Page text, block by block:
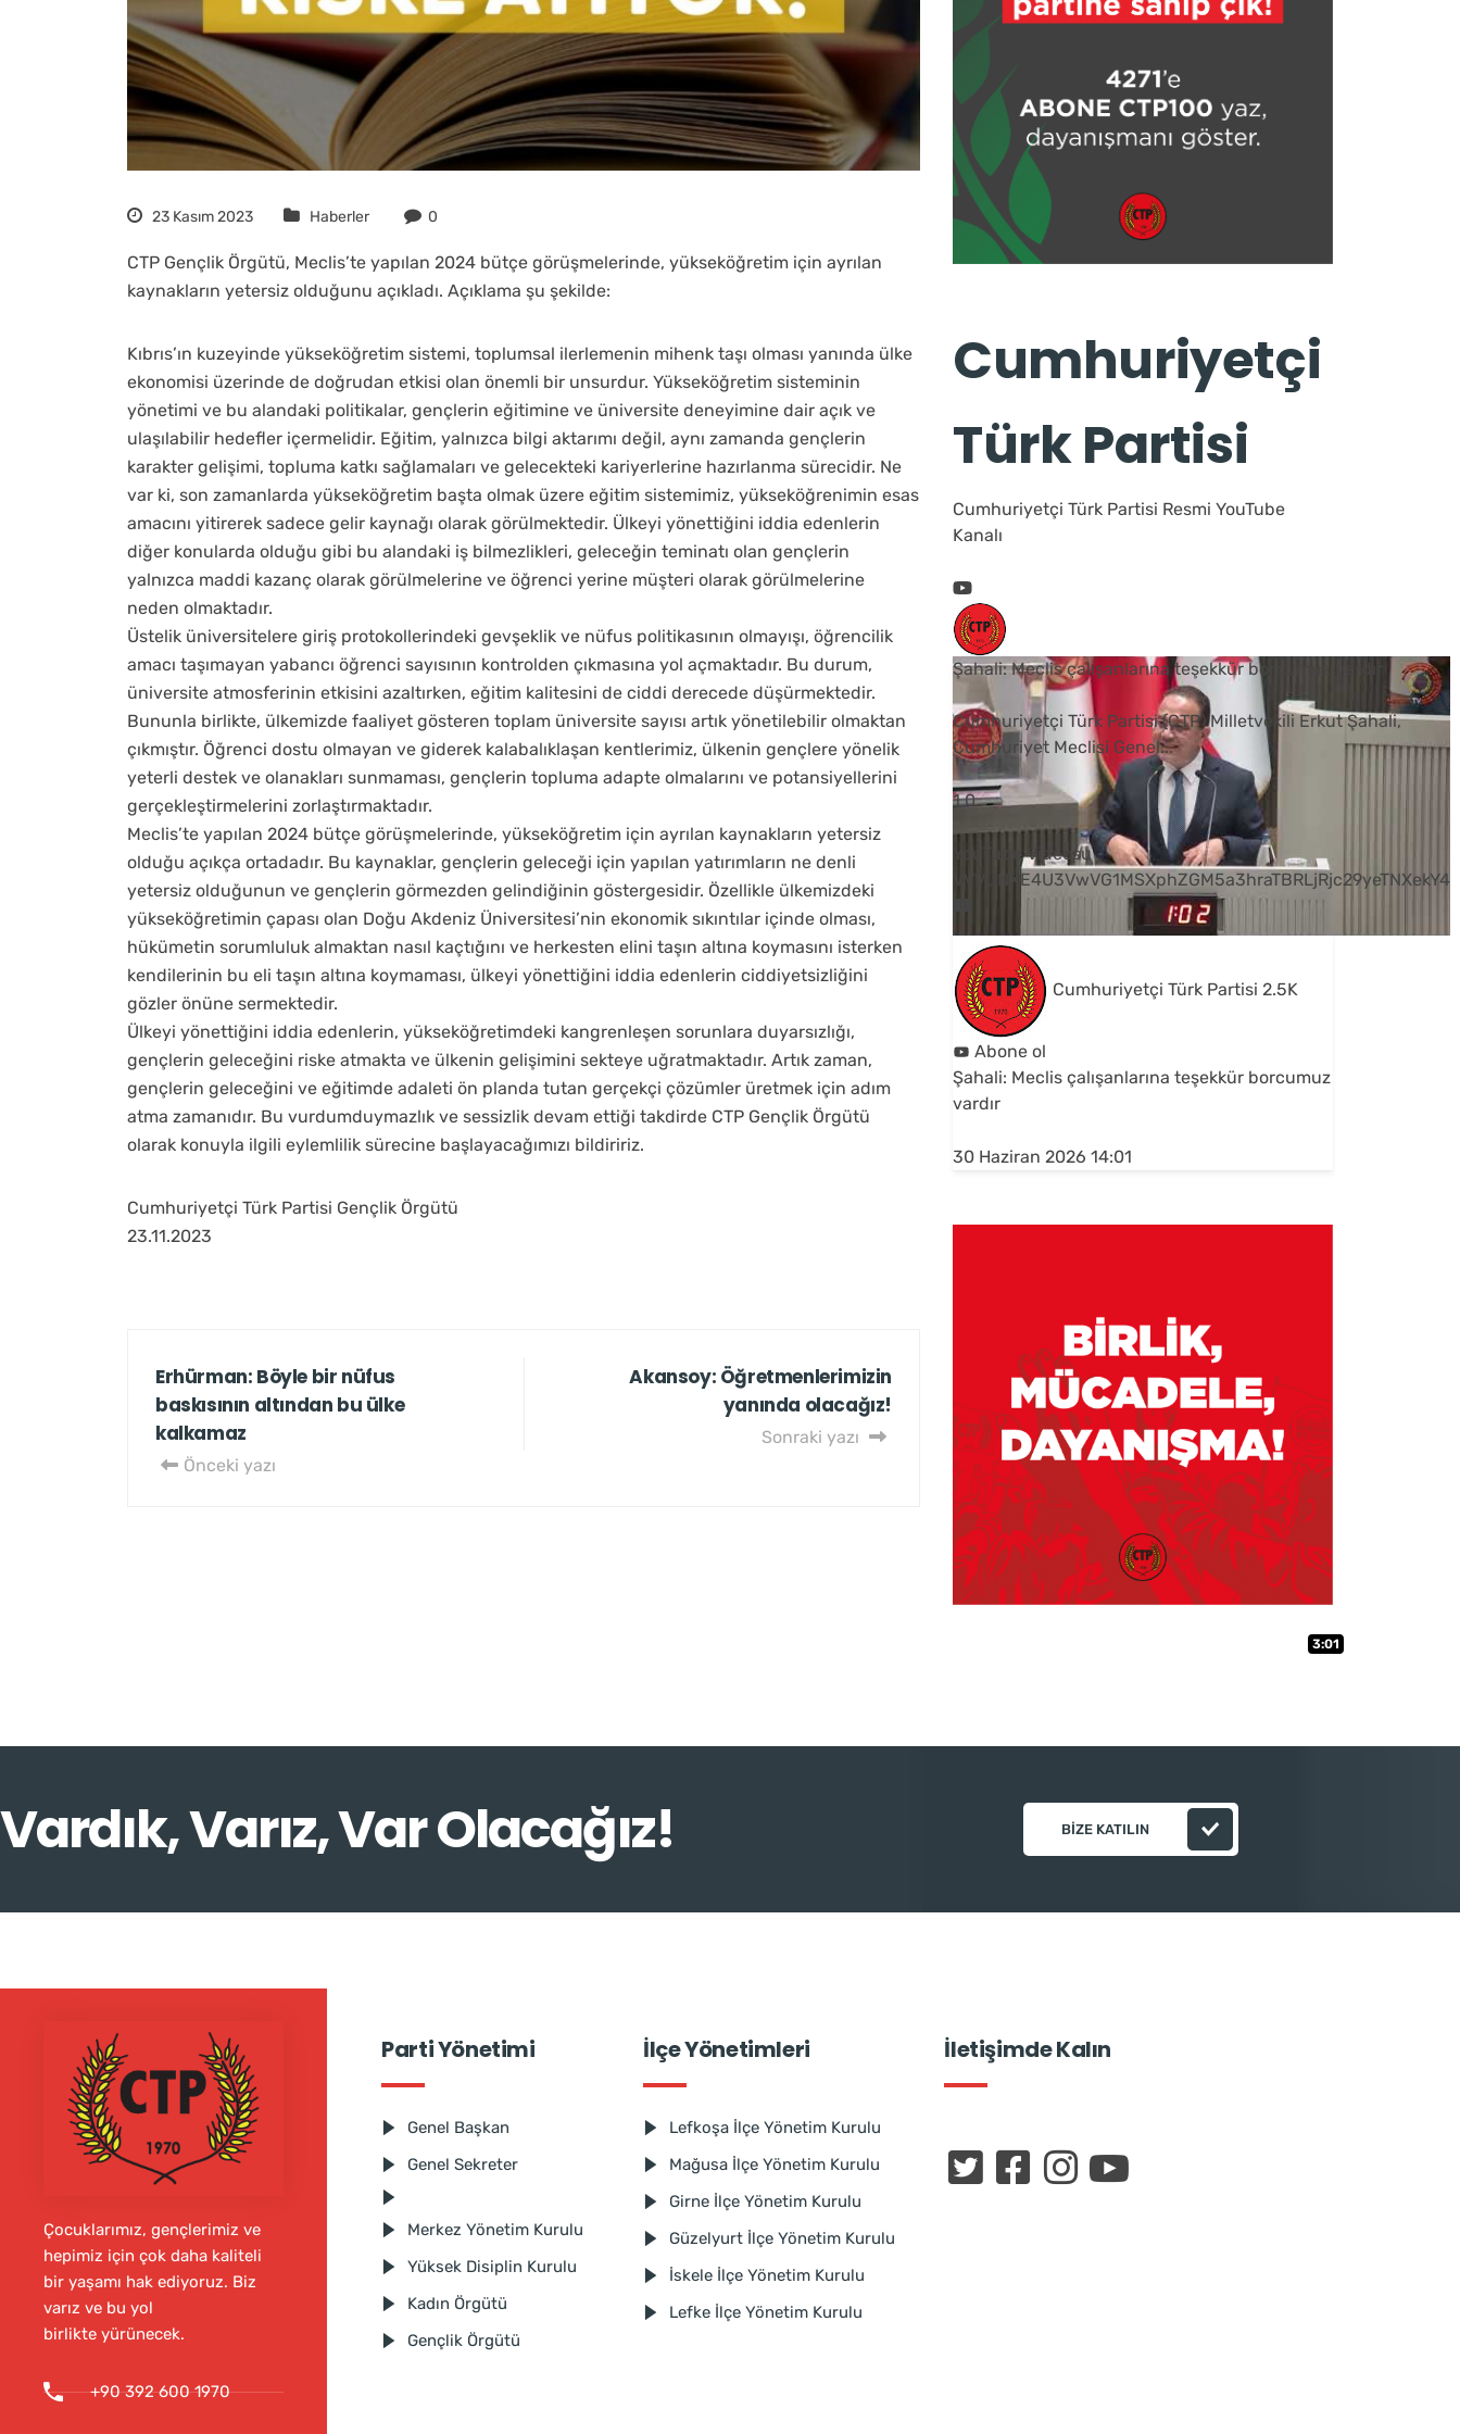
23 Kasım 2023 Haberler 0
CTP Gençlik Örgütü, Meclis’te yapılan 2024 bütçe görüşmelerinde, yükseköğretim için ayrılan
kaynakların yetersiz olduğunu açıkladı. Açıklama şu şekilde:
Kıbrıs’ın kuzeyinde yükseköğretim sistemi, toplumsal ilerlemenin mihenk taşı olması yanında ülke
ekonomisi üzerinde de doğrudan etkisi olan önemli bir unsurdur. Yükseköğretim sisteminin
yönetimi ve bu alandaki politikalar, gençlerin eğitimine ve üniversite deneyimine dair açık ve
ulaşılabilir hedefler içermelidir. Eğitim, yalnızca bilgi aktarımı değil, aynı zamanda gençlerin
karakter gelişimi, topluma katkı sağlamaları ve gelecekteki kariyerlerine hazırlanma sürecidir. Ne
var ki, son zamanlarda yükseköğretim başta olmak üzere eğitim sistemimiz, yükseköğrenimin esas
amacını yitirerek sadece gelir kaynağı olarak görülmektedir. Ülkeyi yönettiğini iddia edenlerin
diğer konularda olduğu gibi bu alandaki iş bilmezlikleri, geleceğin teminatı olan gençlerin
yalnızca maddi kazanç olarak görülmelerine ve öğrenci yerine müşteri olarak görülmelerine
neden olmaktadır.
Üstelik üniversitelere giriş protokollerindeki gevşeklik ve nüfus politikasının olmayışı, öğrencilik
amacı taşımayan yabancı öğrenci sayısının kontrolden çıkmasına yol açmaktadır. Bu durum,
üniversite atmosferinin etkisini azaltırken, eğitim kalitesini de ciddi derecede düşürmektedir.
Bununla birlikte, ülkemizde faaliyet gösteren toplam üniversite sayısı artık yönetilebilir olmaktan
çıkmıştır. Öğrenci dostu olmayan ve giderek kalabalıklaşan kentlerimiz, ülkenin gençlere yönelik
yeterli destek ve olanakları sunmaması, gençlerin topluma adapte olmalarını ve potansiyellerini
gerçekleştirmelerini zorlaştırmaktadır.
Meclis’te yapılan 2024 bütçe görüşmelerinde, yükseköğretim için ayrılan kaynakların yetersiz
olduğu açıkça ortadadır. Bu kaynaklar, gençlerin geleceği için yapılan yatırımların ne denli
yetersiz olduğunun ve gençlerin görmezden gelindiğinin göstergesidir. Özellikle ülkemizdeki
yükseköğretimin çapası olan Doğu Akdeniz Üniversitesi’nin ekonomik sıkıntılar içinde olması,
hükümetin sorumluluk almaktan nasıl kaçtığını ve herkesten elini taşın altına koymasını isterken
kendilerinin bu eli taşın altına koymaması, ülkeyi yönettiğini iddia edenlerin ciddiyetsizliğini
gözler önüne sermektedir.
Ülkeyi yönettiğini iddia edenlerin, yükseköğretimdeki kangrenleşen sorunlara duyarsızlığı,
gençlerin geleceğini riske atmakta ve ülkenin gelişimini sekteye uğratmaktadır. Artık zaman,
gençlerin geleceğini ve eğitimde adaleti ön planda tutan gerçekçi çözümler üretmek için adım
atma zamanıdır. Bu vurdumduymazlık ve sessizlik devam ettiği takdirde CTP Gençlik Örgütü
olarak konuyla ilgili eylemlilik sürecine başlayacağımızı bildiririz.
Cumhuriyetçi Türk Partisi Gençlik Örgütü
23.11.2023
Erhürman: Böyle bir nüfus
baskısının altından bu ülke
kalkamaz
Önceki yazı
Akansoy: Öğretmenlerimizin
yanında olacağız!
Sonraki yazı
Cumhuriyetçi
Türk Partisi
Cumhuriyetçi Türk Partisi Resmi YouTube
Kanalı
3:01
Şahali: Meclis çalışanlarına teşekkür borcumuz vardır
Cumhuriyetçi Türk Partisi (CTP) Milletvekili Erkut Şahali,
Cumhuriyet Meclisi Genel...
1 0
YouTube Videosu
VVVUNXE4U3VwVG1MSXphZGM5a3hraTBRLjRjc29yeTNXekY4
Cumhuriyetçi Türk Partisi 2.5K
Abone ol
Şahali: Meclis çalışanlarına teşekkür borcumuz
vardır
30 Haziran 2026 14:01
Vardık, Varız, Var Olacağız! BIZE KATILIN
Çocuklarımız, gençlerimiz ve
hepimiz için çok daha kaliteli
bir yaşamı hak ediyoruz. Biz
varız ve bu yol
birlikte yürünecek.
+90 392 600 1970
Parti Yönetimi
Genel Başkan
Genel Sekreter
Merkez Yönetim Kurulu
Yüksek Disiplin Kurulu
Kadın Örgütü
Gençlik Örgütü
İlçe Yönetimleri
Lefkoşa İlçe Yönetim Kurulu
Mağusa İlçe Yönetim Kurulu
Girne İlçe Yönetim Kurulu
Güzelyurt İlçe Yönetim Kurulu
İskele İlçe Yönetim Kurulu
Lefke İlçe Yönetim Kurulu
İletişimde Kalın